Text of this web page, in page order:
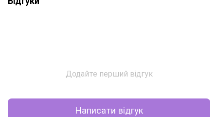
Додайте перший відгук
Написати відгук